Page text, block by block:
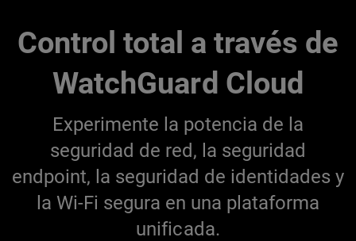
Control total a través de
WatchGuard Cloud
Experimente la potencia de la
seguridad de red, la seguridad
endpoint, la seguridad de identidades y
la Wi-Fi segura en una plataforma
unificada.